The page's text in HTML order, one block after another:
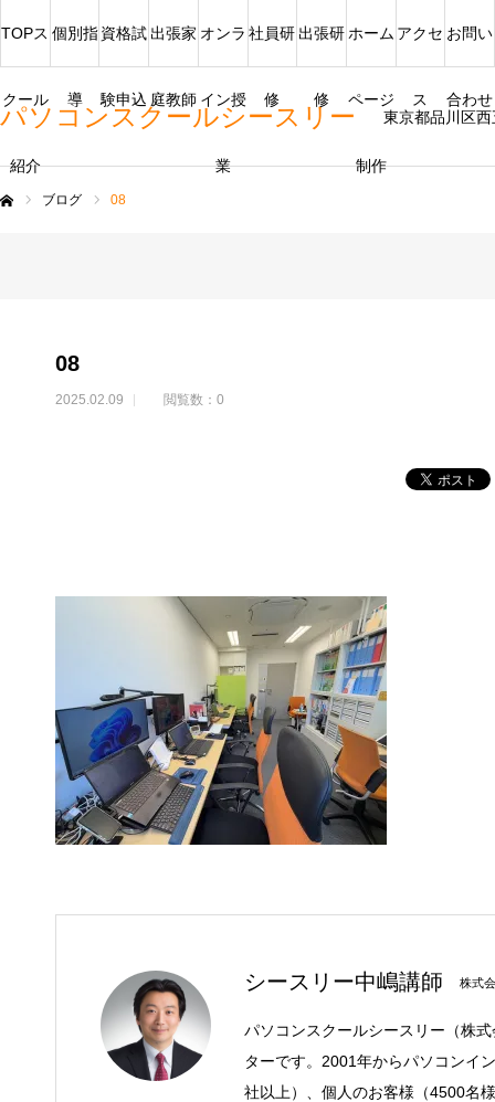
パソコンスクールシースリー 東京都品川区
TOPス
クール
紹介
個別指
導
資格試
験申込
出張家
庭教師
オンラ
イン授
業
社員研
修
出張研
修
ホーム
ページ
制作
アクセ
ス
お問い
合わせ
ブログ 08
08
2025.02.09 閲覧数：0
シースリー中嶋講師 株式
パソコンスクールシースリー（株
ターです。2001年からパソコンイ
社以上）、個人のお客様（4500名